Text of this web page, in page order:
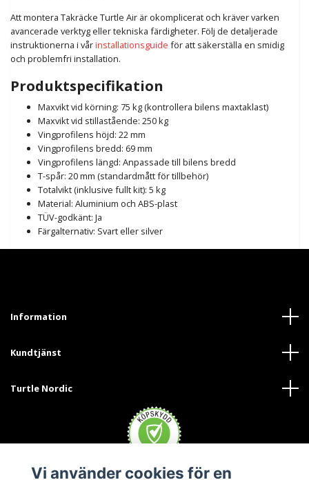
Att montera Takräcke Turtle Air är okomplicerat och kräver varken
avancerade verktyg eller tekniska färdigheter. Följ de detaljerade
instruktionerna i vårinstallationsguide för att säkerställa en smidig
och problemfri installation.
Produktspecifikation
Maxvikt vid körning: 75 kg (kontrollera bilens maxtaklast)
Maxvikt vid stillastående: 250 kg
Vingprofilens höjd: 22 mm
Vingprofilens bredd: 69 mm
Vingprofilens längd: Anpassade till bilens bredd
T-spår: 20 mm (standardmått för tillbehör)
Totalvikt (inklusive fullt kit): 5 kg
Material: Aluminium och ABS-plast
TÜV-godkänt: Ja
Färgalternativ: Svart eller silver
Information
Kundtjänst
Turtle Nordic
Vi använder cookies för en